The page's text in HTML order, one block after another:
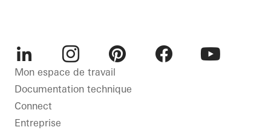
LinkedInInstagramPinterest
Mon espace de travail
Documentation technique
Connect
Entreprise